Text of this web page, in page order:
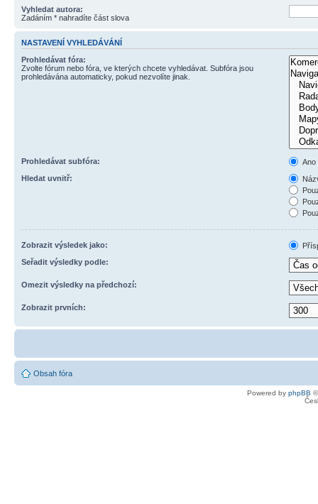
Vyhledat autora:
Zadáním * nahradíte část slova
NASTAVENÍ VYHLEDÁVÁNÍ
Prohledávat fóra:
Zvolte fórum nebo fóra, ve kterých chcete vyhledávat. Subfóra jsou
prohledávána automaticky, pokud nezvolíte jinak.
Prohledávat subfóra:
Ano
Hledat uvnitř:
Zobrazit výsledek jako:
Seřadit výsledky podle:
Omezit výsledky na předchozí:
Zobrazit prvních:
Obsah fóra
Powered by phpBB